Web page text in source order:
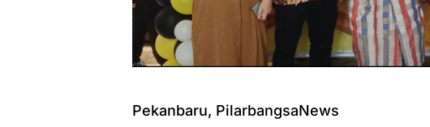
Pekanbaru, PilarbangsaNews